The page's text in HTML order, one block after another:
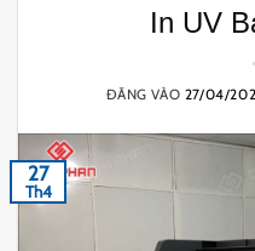
In UV
ĐĂNG VÀO 27/04/
27
Th4